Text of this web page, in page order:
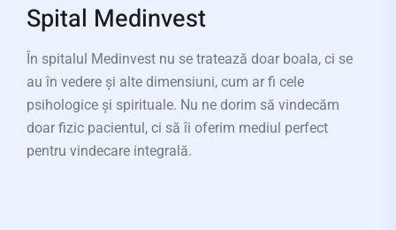
Spital Medinvest
În spitalul Medinvest nu se tratează doar boala, ci se
au în vedere și alte dimensiuni, cum ar fi cele
psihologice și spirituale. Nu ne dorim să vindecăm
doar fizic pacientul, ci să îi oferim mediul perfect
pentru vindecare integrală.